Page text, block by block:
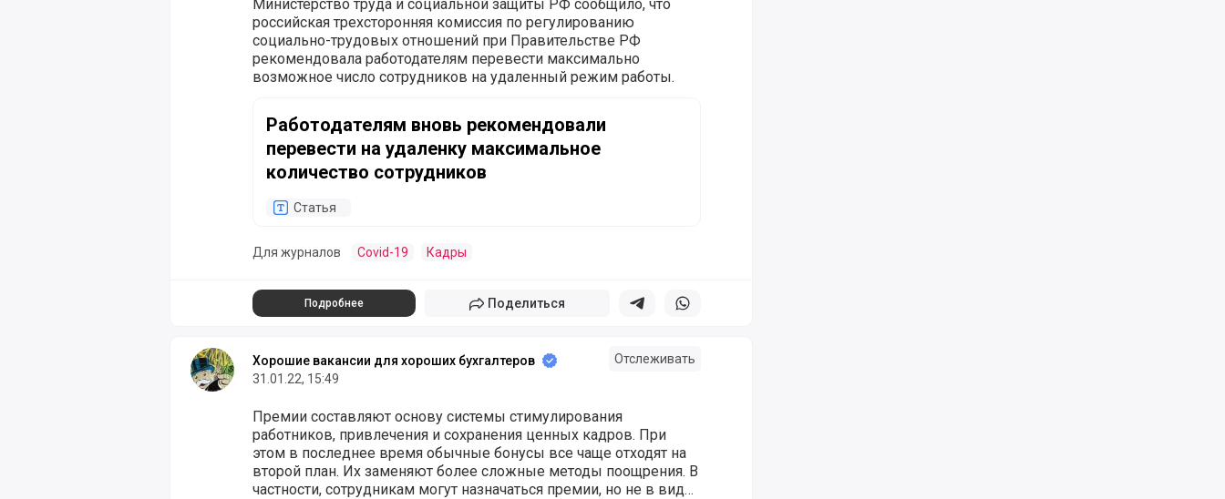
Министерство труда и социальной защиты РФ сообщило, что
российская трехсторонняя комиссия по регулированию
социально-трудовых отношений при Правительстве РФ
рекомендовала работодателям перевести максимально
возможное число сотрудников на удаленный режим работы.
Работодателям вновь рекомендовали
перевести на удаленку максимальное
количество сотрудников
Статья
Для журналов Covid-19 Кадры
Подробнее Поделиться Поделиться в телеграм
Поделиться в whatsapp
Хорошие вакансии для хороших бухгалтеров
31.01.22, 15:49
Отслеживать
Премии составляют основу системы стимулирования
работников, привлечения и сохранения ценных кадров. При
этом в последнее время обычные бонусы все чаще отходят на
второй план. Их заменяют более сложные методы поощрения. В
частности, сотрудникам могут назначаться премии, но не в виде